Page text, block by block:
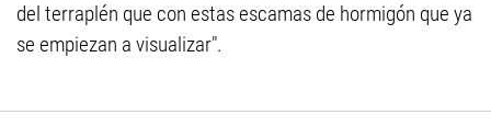
del terraplén que con estas escamas de hormigón que ya
se empiezan a visualizar".